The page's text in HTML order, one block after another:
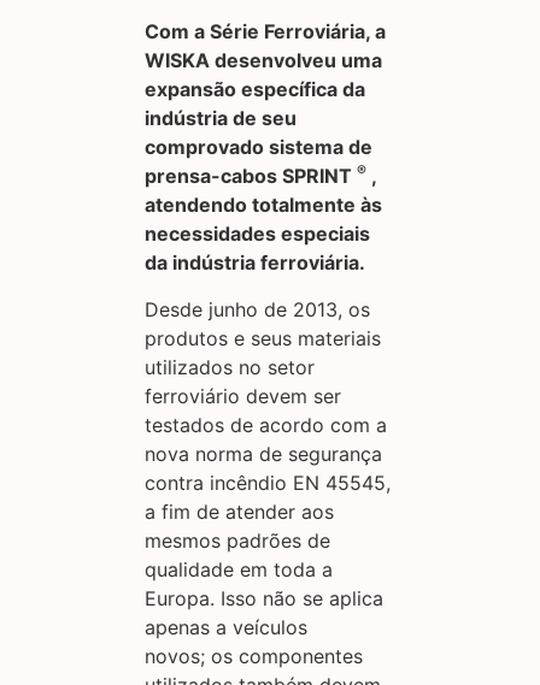
Com a Série Ferroviária, a
WISKA desenvolveu uma
expansão específica da
indústria de seu
comprovado sistema de
prensa-cabos SPRINT ® ,
atendendo totalmente às
necessidades especiais
da indústria ferroviária.
Desde junho de 2013, os
produtos e seus materiais
utilizados no setor
ferroviário devem ser
testados de acordo com a
nova norma de segurança
contra incêndio EN 45545,
a fim de atender aos
mesmos padrões de
qualidade em toda a
Europa. Isso não se aplica
apenas a veículos
novos; os componentes